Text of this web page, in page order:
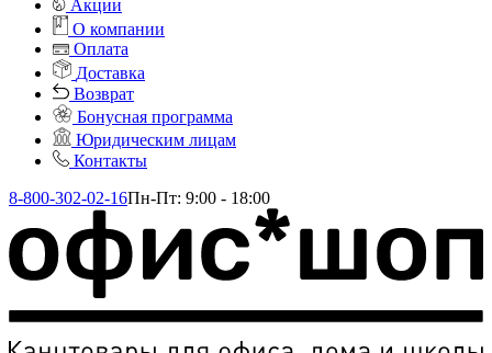
Акции
О компании
Оплата
Доставка
Возврат
Бонусная программа
Юридическим лицам
Контакты
8-800-302-02-16Пн-Пт: 9:00 - 18:00